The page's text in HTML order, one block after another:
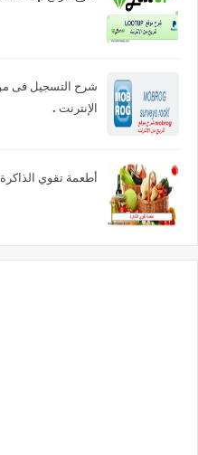
الإنترنت .
أطعمة تقوي الذاكرة